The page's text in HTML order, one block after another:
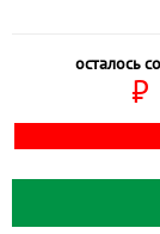
осталось
⃏